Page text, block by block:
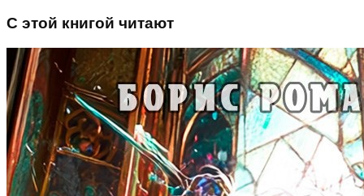
С этой книгой читают